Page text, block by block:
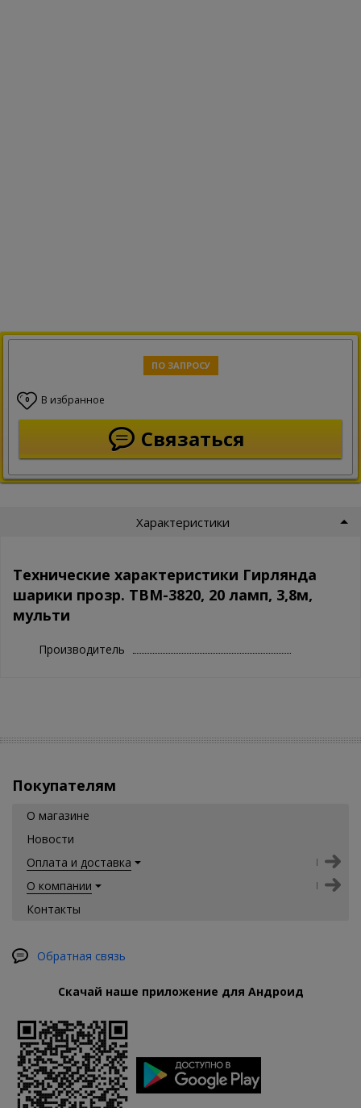
ПО ЗАПРОСУ
0 В избранное
Связаться
Характеристики
Технические характеристики Гирлянда
шарики прозр. ТBМ-3820, 20 ламп, 3,8м,
мульти
Производитель
Покупателям
О магазине
Новости
Оплата и доставка
О компании
Контакты
Обратная связь
Скачай наше приложение для Андроид